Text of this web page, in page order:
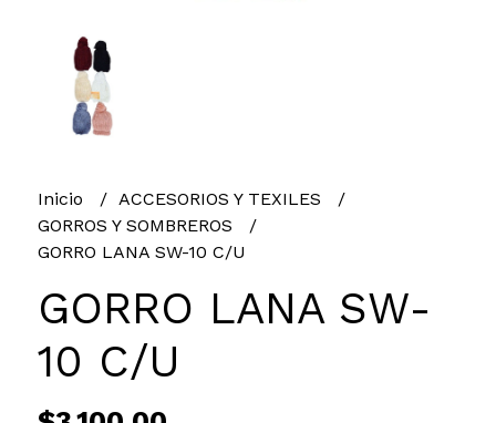
Inicio
ACCESORIOS Y TEXILES
GORROS Y SOMBREROS
GORRO LANA SW-10 C/U
GORRO LANA SW-
10 C/U